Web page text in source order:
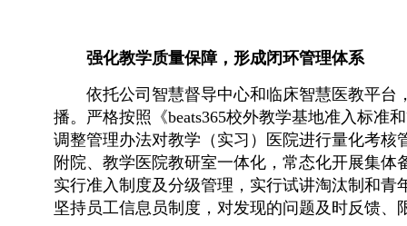
强化教学质量保障，形成闭环管理体系
依托公司智慧督导中心和临床智慧医教平
播。严格按照《beats365校外教学基地准入标准
调整管理办法对教学（实习）医院进行量化考
附院、教学医院教研室一体化，常态化开展集
实行准入制度及分级管理，实行试讲淘汰制和青
坚持员工信息员制度，对发现的问题及时反馈